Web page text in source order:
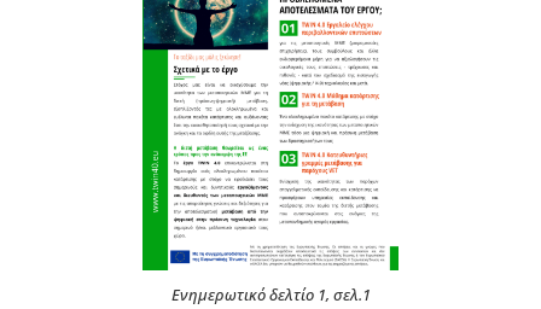
Eνημερωτικό δελτίο 1, σελ.1